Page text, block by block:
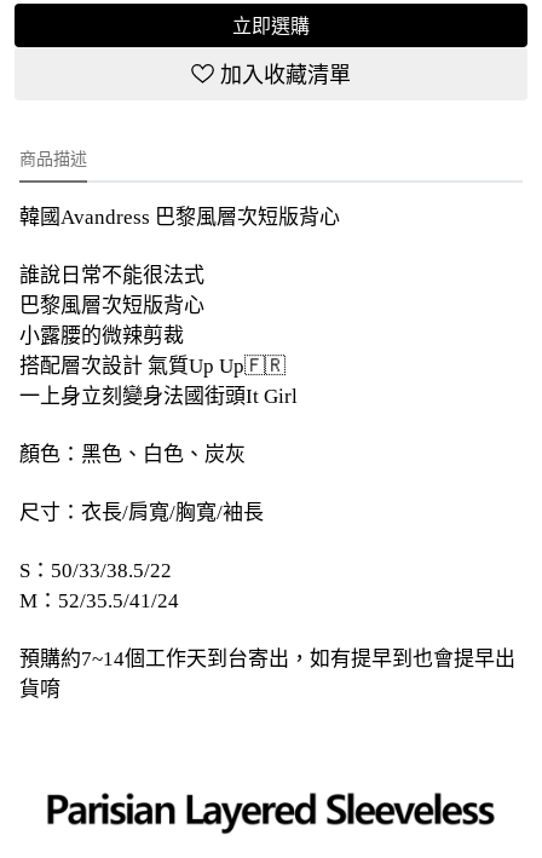
立即選購
加入收藏清單
商品描述
韓國Avandress 巴黎風層次短版背心
誰說日常不能很法式
巴黎風層次短版背心
小露腰的微辣剪裁
搭配層次設計 氣質Up Up🇫🇷
一上身立刻變身法國街頭It Girl
顏色：黑色、白色、炭灰
尺寸：衣長/肩寬/胸寬/袖長
S：50/33/38.5/22
M：52/35.5/41/24
預購約7~14個工作天到台寄出，如有提早到也會提早出
貨唷